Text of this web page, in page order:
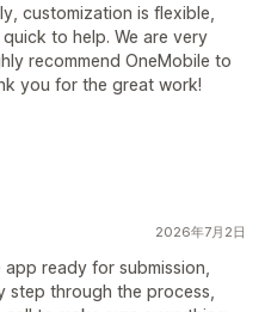
customization is flexible,
to help. We are very
recommend OneMobile to
you for the great work!
2026年7月2日
ready for submission,
step through the process,